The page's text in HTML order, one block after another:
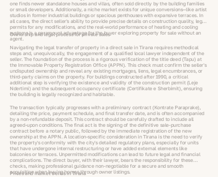
one finds newer standalone houses and villas, often sold directly by the building families
or small developers. Additionally, a niche market exists for unique conversions—like artist
studios in former industrial buildings or spacious penthouses with expansive terraces. In
all cases, the direct seller's ability to provide precise details on construction quality, legal
permits for any modifications, and the real-world performance of heating and cooling
systems is a paramount advantage for the buyer exploring property for sale without an
agent.
Ownership and legal process for private sales
Navigating the legal transfer of property in a direct sale in Tirana requires methodical
steps and, unequivocally, the engagement of a qualified local lawyer independent of the
seller. The foundation of the process is a rigorous verification of the title deed (Tapu) at
the Immovable Property Registration Office (APPN). This check must confirm the seller's
undisputed ownership and reveal any existing mortgages, liens, legal encumbrances, or
third-party claims on the property. For buildings constructed after 1990, a critical
additional step is verifying the existence and validity of the construction permit (Leje
Ndertimi) and the subsequent occupancy certificate (Certifikate e Sherbimit), ensuring
the building is legally recognized and habitable.
The transaction typically progresses with a preliminary contract (Kontrate Paraprake),
detailing the price, payment schedule, and final transfer date, and is often accompanied
by a non-refundable deposit. This contract should be carefully drafted to include all
agreed-upon conditions. The final act is the signing of the definitive sale-purchase
contract before a notary public, followed by the immediate registration of the new
ownership at the APPN. A location-specific consideration in Tirana is the need to verify
the property's conformity with the city's detailed regulatory plans, especially for units
that have undergone internal restructuring or have added external elements like
balconies or terraces. Unpermitted modifications can lead to future legal and financial
complications. The direct buyer, with their lawyer, bears the responsibility for these
checks, making professional guidance non-negotiable for a secure and smooth
acquisition when buying homes through owner listings.
Prices and market trends in Tirana